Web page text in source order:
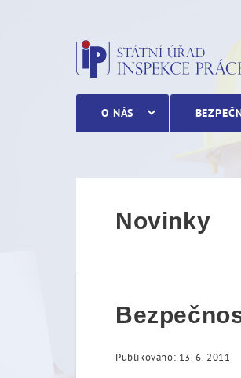
Bezpečnost
O NÁS
Novinky
Publikováno: 13. 6. 2011